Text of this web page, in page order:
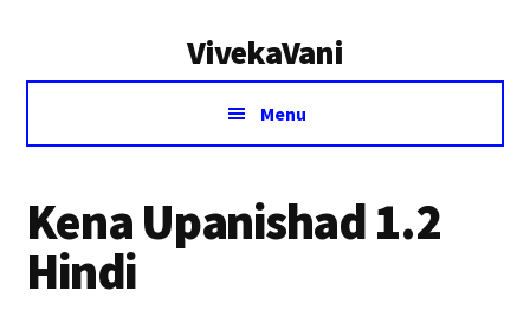
VivekaVani
Voice
Vivekananda
Menu
Kena Upanishad 1.2
Hindi